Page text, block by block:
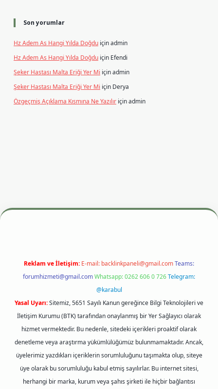
Son yorumlar
Hz Adem As Hangi Yılda Doğdu içinadmin
Hz Adem As Hangi Yılda Doğdu için Efendi
Şeker Hastası Malta Eriği Yer Mi içinadmin
Şeker Hastası Malta Eriği Yer Mi için Derya
Özgeçmiş Açıklama Kısmına Ne Yazılır içinadmin
betexper.xyzm elexbet
Reklam ve İletişim: E-mail: backlinkpaneli@gmail.comTeams:
forumhizmeti@gmail.comWhatsapp: 0262 606 0 726Telegram:
@karabul
Yasal Uyarı:Sitemiz, 5651 Sayılı Kanun gereğince Bilgi Teknolojileri ve
İletişim Kurumu (BTK) tarafından onaylanmış bir Yer Sağlayıcı olarak
hizmet vermektedir. Bu nedenle, sitedeki içerikleri proaktif olarak
denetleme veya araştırma yükümlülüğümüz bulunmamaktadır. Ancak,
üyelerimiz yazdıkları içeriklerin sorumluluğunu taşımakta olup, siteye
üye olarak bu sorumluluğu kabul etmiş sayılırlar. Bu internet sitesi,
herhangi bir marka, kurum veya şahıs şirketi ile hiçbir bağlantısı